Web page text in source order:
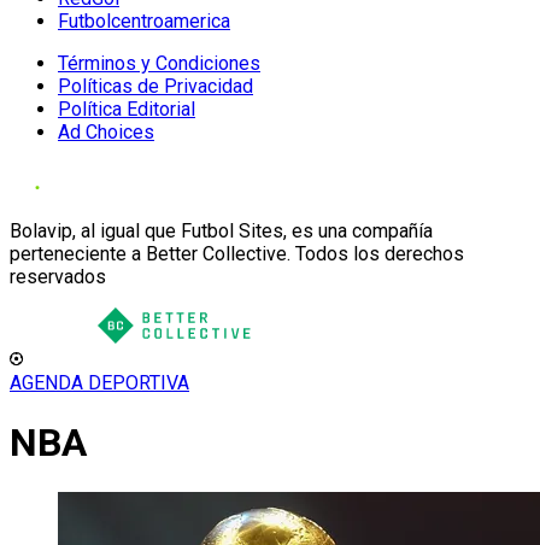
Futbolcentroamerica
Términos y Condiciones
Políticas de Privacidad
Política Editorial
Ad Choices
Bolavip, al igual que Futbol Sites, es una compañía
perteneciente a Better Collective. Todos los derechos
reservados
AGENDA DEPORTIVA
NBA